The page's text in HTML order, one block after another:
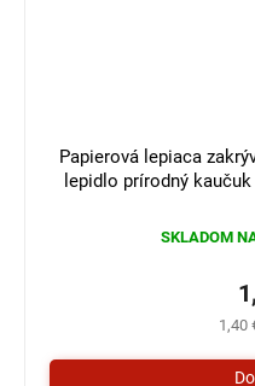
Papierová lepiaca
lepidlo prírodný
SKLADOM
1,40